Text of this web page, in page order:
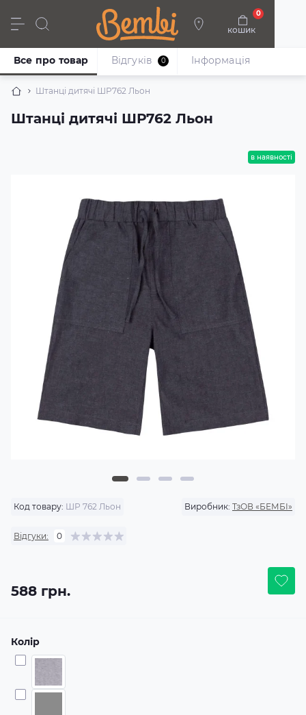
кошик
0
Дівчата Хлопці Немовлята Взуття
Штанці дитячі ШР762 Льон
Штанці дитячі ШР762 Льон
Все про товар Відгуків 0 Iнформація
в наявності
Код товару: ШР 762 Льон Виробник: ТзОВ «БЕМБІ»
Відгуки: 0
588 грн.
Колір